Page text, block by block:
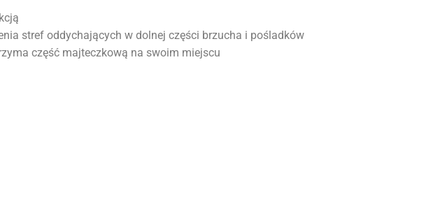
stref oddychających w dolnej części brzucha i pośladków
część majteczkową na swoim miejscu